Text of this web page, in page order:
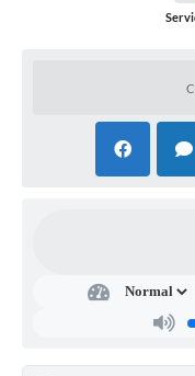
Consulta Pública
Credenciamento Feirantes